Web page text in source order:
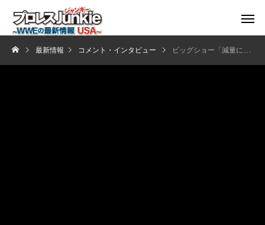
最新情報 コメント・インタビュー ビッグショー「減量に関してはシナが影響を与えた」